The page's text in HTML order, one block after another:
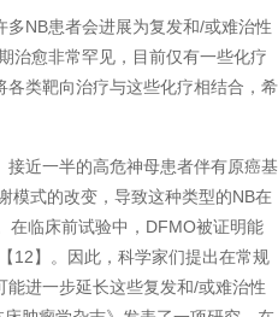
NB患者会进展为复发和/或难治性
治愈非常罕见，目前仅有一些化疗
类靶向治疗与这些化疗相结合，希
近一半的高危神母患者伴有原癌基
模式的改变，导致这种类型的NB在
在临床前试验中，DFMO被证明能
12】。因此，科学家们提出在常规
进一步延长这些复发和/或难治性